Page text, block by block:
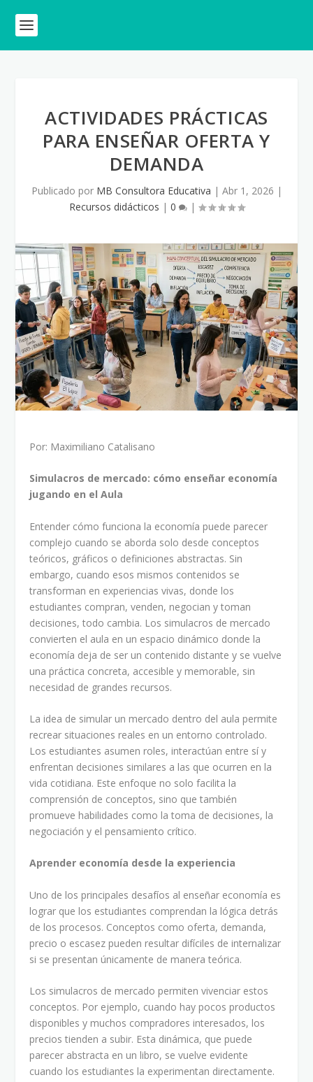
ACTIVIDADES PRÁCTICAS
PARA ENSEÑAR OFERTA Y
DEMANDA
Publicado por MB Consultora Educativa | Abr 1, 2026 |
Recursos didácticos | 0 |
Por: Maximiliano Catalisano
Simulacros de mercado: cómo enseñar economía
jugando en el Aula
Entender cómo funciona la economía puede parecer
complejo cuando se aborda solo desde conceptos
teóricos, gráficos o definiciones abstractas. Sin
embargo, cuando esos mismos contenidos se
transforman en experiencias vivas, donde los
estudiantes compran, venden, negocian y toman
decisiones, todo cambia. Los simulacros de mercado
convierten el aula en un espacio dinámico donde la
economía deja de ser un contenido distante y se vuelve
una práctica concreta, accesible y memorable, sin
necesidad de grandes recursos.
La idea de simular un mercado dentro del aula permite
recrear situaciones reales en un entorno controlado.
Los estudiantes asumen roles, interactúan entre sí y
enfrentan decisiones similares a las que ocurren en la
vida cotidiana. Este enfoque no solo facilita la
comprensión de conceptos, sino que también
promueve habilidades como la toma de decisiones, la
negociación y el pensamiento crítico.
Aprender economía desde la experiencia
Uno de los principales desafíos al enseñar economía es
lograr que los estudiantes comprendan la lógica detrás
de los procesos. Conceptos como oferta, demanda,
precio o escasez pueden resultar difíciles de internalizar
si se presentan únicamente de manera teórica.
Los simulacros de mercado permiten vivenciar estos
conceptos. Por ejemplo, cuando hay pocos productos
disponibles y muchos compradores interesados, los
precios tienden a subir. Esta dinámica, que puede
parecer abstracta en un libro, se vuelve evidente
cuando los estudiantes la experimentan directamente.